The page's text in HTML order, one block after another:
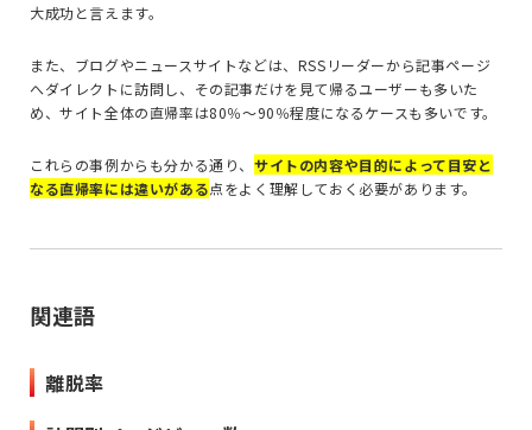
大成功と言えます。
また、ブログやニュースサイトなどは、RSSリーダーから記事ページ
へダイレクトに訪問し、その記事だけを見て帰るユーザーも多いた
め、サイト全体の直帰率は80％〜90％程度になるケースも多いです。
これらの事例からも分かる通り、 サイトの内容や目的によって目安と
なる直帰率には違いがある点をよく理解しておく必要があります。
関連語
離脱率